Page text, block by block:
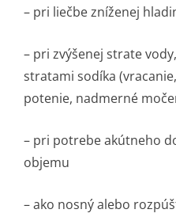
– pri liečbe zníženej
– pri zvýšenej strate
stratami sodíka
potenie, nadmerné
– pri potrebe akútneho
objemu
– ako nosný alebo